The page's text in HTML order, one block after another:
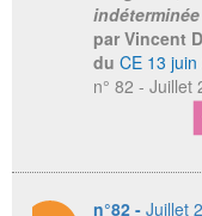
par Vincent
du CE 13
n° 82 - Juillet
n°82 - Juillet